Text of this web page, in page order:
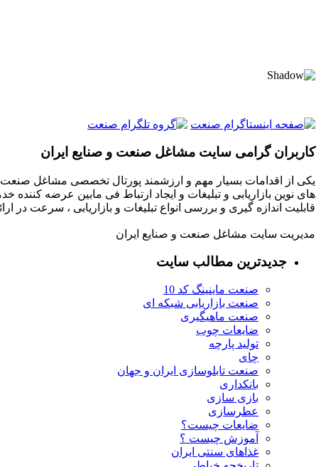
کاربران گرامی سایت مشاغل صنعت و صنایع ایران
یکی از اقدامات بسیار مهم و ارزشمند پورتال تخصصی مشاغل
های نوین بازاریابی و تبلیغات و ایجاد ارتباط فی مابین عرضه
قابلیت اندازه گیری و بررسی انواع تبلیغات و بازاریابی ، سرعت
مدیریت سایت مشاغل صنعت و صنایع ایران
جدیدترین مطالب سایت
صنعت ماینینگ کد 10
صنعت بازاریابی شبکه ای
صنعت ماهیگیری
ضایعات چوب
تولید پارچه
چای
صنعت تابلوسازی ایران و جهان
بانکداری
بازی سازی
عطرسازی
ضایعات چیست؟
آموزش چیست ؟
غذاهای سنتی ایران